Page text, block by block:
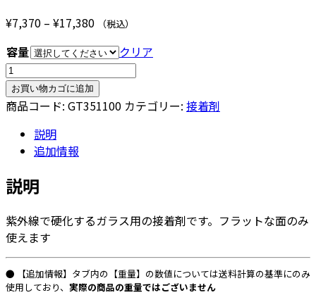
¥7,370 – ¥17,380価
帯:
¥17,380
（税込）
容量
クリア
紫
外
線
剤
ォ
ト
ボ
ン
ド
お買い物カゴに追加
商品コード: GT351100 カテゴリー: 接着剤
説明
追加情報
説明
紫外線で硬化するガラス用の接着剤です。フラットな面のみ
使えます
● 【追加情報】タブ内の【重量】の数値については送料計算の基準にのみ
使用しており、 実際の商品の重量ではございません